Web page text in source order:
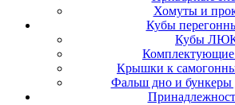
Хомуты и
Кубы
Кубы
Комплектующие
Крышки к
Фальш дно и бункеры